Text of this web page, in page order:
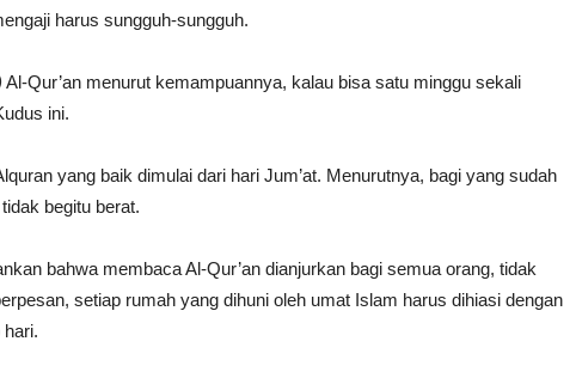
harus sungguh-sungguh.
Al-Qur’an menurut kemampuannya, kalau bisa satu minggu sekali
ini.
yang baik dimulai dari hari Jum’at. Menurutnya, bagi yang sudah
begitu berat.
bahwa membaca Al-Qur’an dianjurkan bagi semua orang, tidak
setiap rumah yang dihuni oleh umat Islam harus dihiasi dengan
hari.